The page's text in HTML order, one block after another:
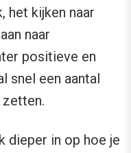
het kijken naar
naar
positieve en
snel een aantal
dieper in op hoe je